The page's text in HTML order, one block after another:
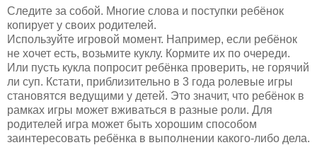
Следите за собой. Многие слова и поступки ребёнок
копирует у своих родителей.
Используйте игровой момент. Например, если ребёнок
не хочет есть, возьмите куклу. Кормите их по очереди.
Или пусть кукла попросит ребёнка проверить, не горячий
ли суп. Кстати, приблизительно в 3 года ролевые игры
становятся ведущими у детей. Это значит, что ребёнок в
рамках игры может вживаться в разные роли. Для
родителей игра может быть хорошим способом
заинтересовать ребёнка в выполнении какого-либо дела.